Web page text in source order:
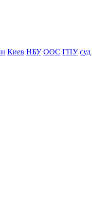
Киев НБУ ООС ГПУ суд